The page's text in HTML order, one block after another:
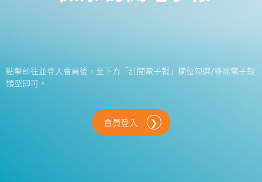
點擊前往並登入會員後，至下方「訂閱電子報」欄位勾選/移除電子報
類型即可。
會員登入